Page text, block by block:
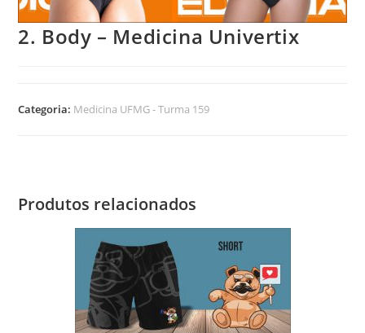
2. Body – Medicina Univertix
Categoria: Medicina UFMG - Turma 159
Produtos relacionados